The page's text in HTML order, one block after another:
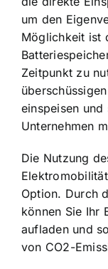
um den
Möglichkeit ist
Zeitpunkt zu
einspeisen
Unternehmen
Die Nutzung
Option. Durch
können Sie Ihr
aufladen und
von CO2-